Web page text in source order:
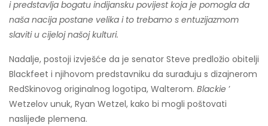
i predstavlja bogatu indijansku povijest koja je pomogla da
naša nacija postane velika i to trebamo s entuzijazmom
slaviti u cijeloj našoj kulturi.
Nadalje, postoji izvješće da je senator Steve predložio obitelji
Blackfeet i njihovom predstavniku da surađuju s dizajnerom
RedSkinovog originalnog logotipa, Walterom. Blackie ’
Wetzelov unuk, Ryan Wetzel, kako bi mogli poštovati
naslijeđe plemena.